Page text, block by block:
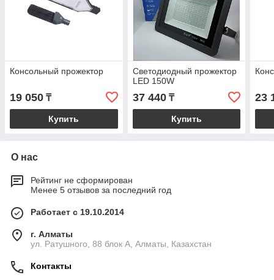
Консольный прожектор
19 050 ₸
Купить
Светодиодный прожектор
LED 150W
37 440₸
Купить
23
О нас
Рейтинг не сформирован
Менее 5 отзывов за последний год
Работает с 19.10.2014
г. Алматы
ул. Ратушного, 88 блок A, Алматы, Казахстан
Контакты